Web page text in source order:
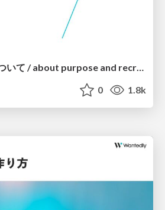
パーパスと採用について / about purpose and recruiting
0 1.8k